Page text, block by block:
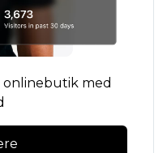
onlinebutik med